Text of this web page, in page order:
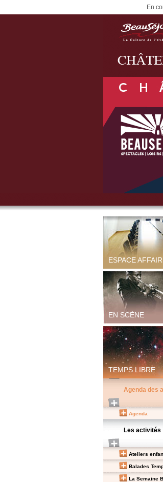
En
ESPACE
EN SCÈNE
TEMPS LIBRE
Agenda des
Agenda
Les activités
Ateliers
Balades
La Semaine